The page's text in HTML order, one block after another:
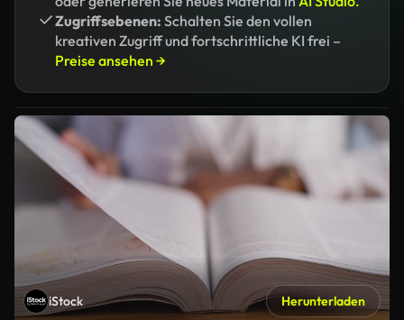
Zugriffsebenen: Schalten Sie den vollen
kreativen Zugriff und fortschrittliche KI frei –
Preise ansehen →
iStock Herunterladen